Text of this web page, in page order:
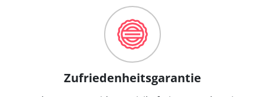
Zufriedenheitsgarantie